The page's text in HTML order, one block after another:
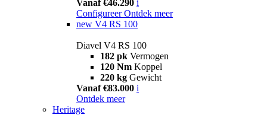
Vanaf €46.290 i
Configureer Ontdek meer
new V4 RS 100
Diavel V4 RS 100
182 pk Vermogen
120 Nm Koppel
220 kg Gewicht
Vanaf €83.000 i
Ontdek meer
Heritage